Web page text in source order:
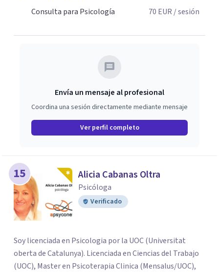
Consulta para Psicología
70 EUR / sesión
Envía un mensaje al profesional
Coordina una sesión directamente mediante mensaje
Ver perfil completo
15 Alicia Cabanas Oltra
Psicóloga
Verificado
Soy licenciada en Psicologia por la UOC (Universitat
oberta de Catalunya). Licenciada en Ciencias del Trabajo
(UOC), Master en Psicoterapia Clinica (Mensalus/UOC),